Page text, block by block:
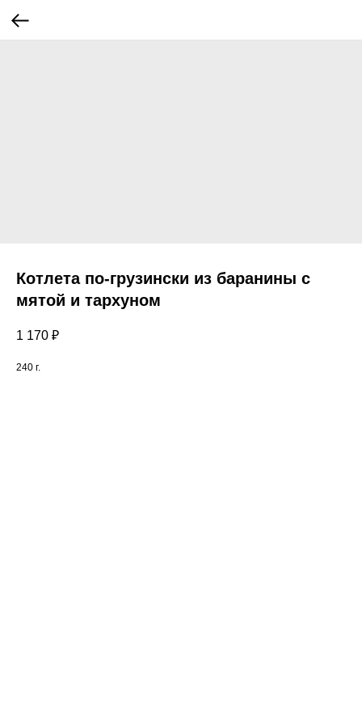
Котлета по-грузински из баранины с
мятой и тархуном
1 170 ₽
240 г.